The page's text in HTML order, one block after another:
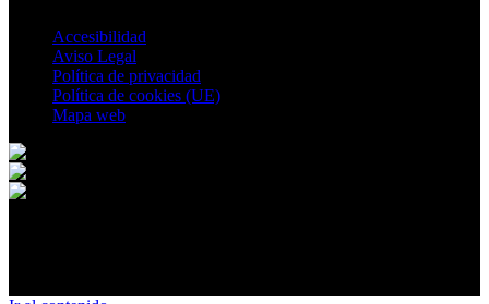
Accesibilidad
Aviso Legal
Política de privacidad
Política de cookies (UE)
Mapa web